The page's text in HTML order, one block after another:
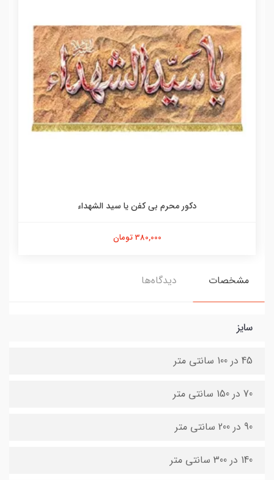
دکور محرم بی کفن یا سید الشهداء
380,000 تومان
مشخصات دیدگاه‌ها
سایز
45 در 100 سانتی متر
70 در 150 سانتی متر
90 در 200 سانتی متر
140 در 300 سانتی متر